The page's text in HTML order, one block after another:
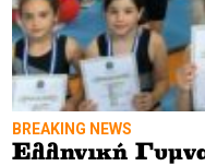
BREAKING NEWS
Ελληνική